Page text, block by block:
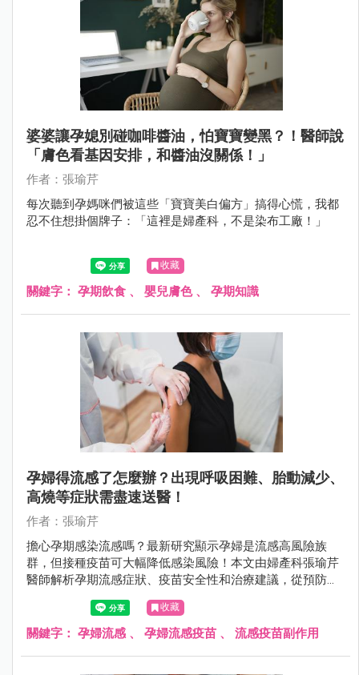
婆婆讓孕媳別碰咖啡醬油，怕寶寶變黑？！醫師說
「膚色看基因安排，和醬油沒關係！」
作者：張瑜芹
每次聽到孕媽咪們被這些「寶寶美白偏方」搞得心慌，我都
忍不住想掛個牌子：「這裡是婦產科，不是染布工廠！」
收藏
關鍵字： 孕期飲食 、 嬰兒膚色、 孕期知識
孕婦得流感了怎麼辦？出現呼吸困難、胎動減少、
高燒等症狀需盡速送醫！
作者：張瑜芹
擔心孕期感染流感嗎？最新研究顯示孕婦是流感高風險族
群，但接種疫苗可大幅降低感染風險！本文由婦產科張瑜芹
醫師解析孕期流感症狀、疫苗安全性和治療建議，從預防、
診斷到照護策略，提供完整防護方案，守護媽媽寶寶健康！
公費疫苗資格、接種時機、防護重點一次搞懂。
收藏
關鍵字： 孕婦流感 、 孕婦流感疫苗 、 流感疫苗副作用